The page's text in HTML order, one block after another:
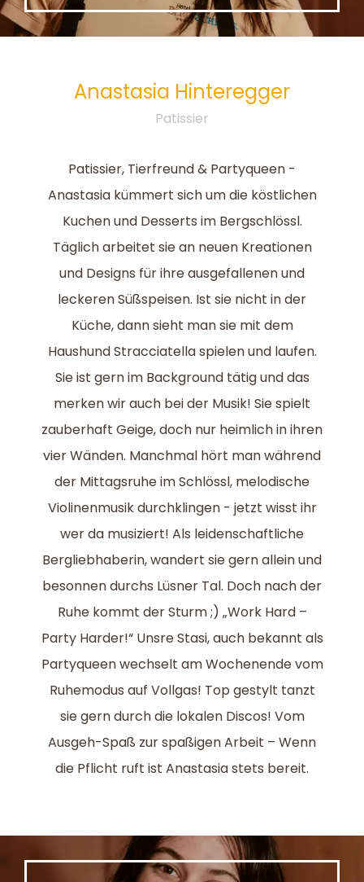
Anastasia Hinteregger
Patissier
Patissier, Tierfreund & Partyqueen -
Anastasia kümmert sich um die köstlichen
Kuchen und Desserts im Bergschlössl.
Täglich arbeitet sie an neuen Kreationen
und Designs für ihre ausgefallenen und
leckeren Süßspeisen. Ist sie nicht in der
Küche, dann sieht man sie mit dem
Haushund Stracciatella spielen und laufen.
Sie ist gern im Background tätig und das
merken wir auch bei der Musik! Sie spielt
zauberhaft Geige, doch nur heimlich in ihren
vier Wänden. Manchmal hört man während
der Mittagsruhe im Schlössl, melodische
Violinenmusik durchklingen - jetzt wisst ihr
wer da musiziert! Als leidenschaftliche
Bergliebhaberin, wandert sie gern allein und
besonnen durchs Lüsner Tal. Doch nach der
Ruhe kommt der Sturm ;) „Work Hard –
Party Harder!“ Unsre Stasi, auch bekannt als
Partyqueen wechselt am Wochenende vom
Ruhemodus auf Vollgas! Top gestylt tanzt
sie gern durch die lokalen Discos! Vom
Ausgeh-Spaß zur spaßigen Arbeit – Wenn
die Pflicht ruft ist Anastasia stets bereit.